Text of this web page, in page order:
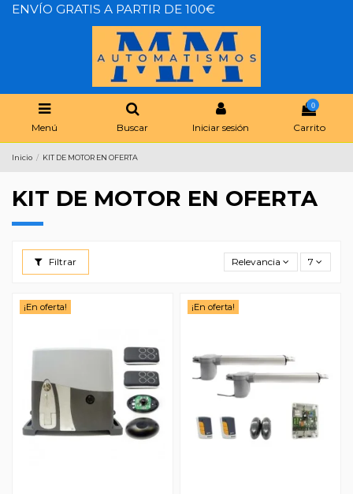
ENVÍO GRATIS A PARTIR DE 100€
Menú Buscar Iniciar sesión
0
Carrito
Inicio KIT DE MOTOR EN OFERTA
KIT DE MOTOR EN OFERTA
Filtrar Relevancia 7
¡En oferta! ¡En oferta!